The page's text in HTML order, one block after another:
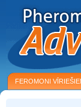
FEROMONI